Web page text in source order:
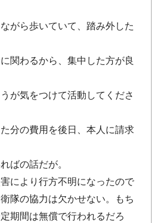
がら歩いていて、踏み外した
関わるから、集中した方が良
が気をつけて活動してくださ
分の費用を後日、本人に請求
ばの話だが。
により行方不明になったので
隊の協力は欠かせない。もち
期間は無償で行われるだろ